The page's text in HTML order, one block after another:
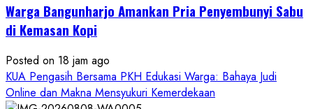
Warga Bangunharjo Amankan Pria Penyembunyi Sabu
di Kemasan Kopi
Posted on 18 jam ago
KUA Pengasih Bersama PKH Edukasi Warga: Bahaya Judi
Online dan Makna Mensyukuri Kemerdekaan